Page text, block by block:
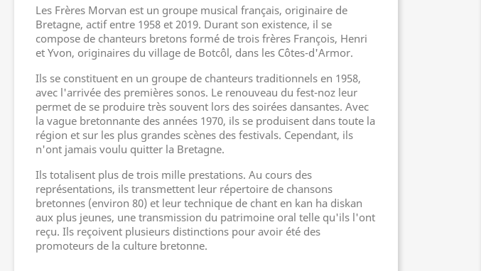
Les Frères Morvan est un groupe musical français, originaire de
Bretagne, actif entre 1958 et 2019. Durant son existence, il se
compose de chanteurs bretons formé de trois frères François, Henri
et Yvon, originaires du village de Botcôl, dans les Côtes-d'Armor.
Ils se constituent en un groupe de chanteurs traditionnels en 1958,
avec l'arrivée des premières sonos. Le renouveau du fest-noz leur
permet de se produire très souvent lors des soirées dansantes. Avec
la vague bretonnante des années 1970, ils se produisent dans toute la
région et sur les plus grandes scènes des festivals. Cependant, ils
n'ont jamais voulu quitter la Bretagne.
Ils totalisent plus de trois mille prestations. Au cours des
représentations, ils transmettent leur répertoire de chansons
bretonnes (environ 80) et leur technique de chant en kan ha diskan
aux plus jeunes, une transmission du patrimoine oral telle qu'ils l'ont
reçu. Ils reçoivent plusieurs distinctions pour avoir été des
promoteurs de la culture bretonne.